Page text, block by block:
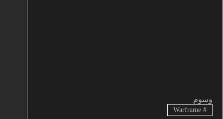
وسوم
#
Warframe